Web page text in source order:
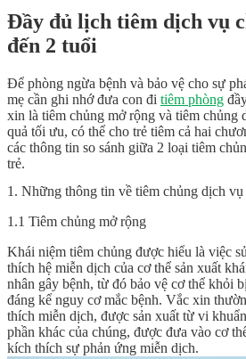
Đầy đủ lịch tiêm dịch vụ
đến 2 tuổi
Để phòng ngừa bệnh và bảo vệ cho sự
mẹ cần ghi nhớ đưa con đi tiêm phòng
xin là tiêm chủng mở rộng và tiêm chủng
quả tối ưu, có thể cho trẻ tiêm cả hai
các thông tin so sánh giữa 2 loại tiêm
trẻ.
1. Những thông tin về tiêm chủng dịch
1.1 Tiêm chủng mở rộng
Khái niệm tiêm chủng được hiểu là việc
thích hệ miễn dịch của cơ thể sản xuất
nhân gây bệnh, từ đó bảo vệ cơ thể khỏi
đáng kể nguy cơ mắc bệnh. Vắc xin
thích miễn dịch, được sản xuất từ vi
phần khác của chúng, được đưa vào cơ
kích thích sự phản ứng miễn dịch.